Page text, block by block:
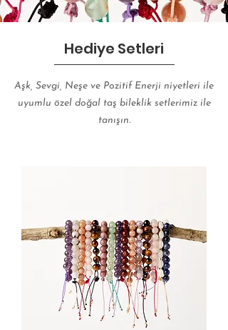
Hediye Setleri
Aşk, Sevgi, Neşe ve Pozitif Enerji niyetleri ile
uyumlu özel doğal taş bileklik setlerimiz ile
tanışın.